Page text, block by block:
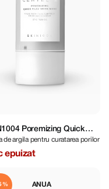
Poremizing Quick
Stick Mask 27 g
de argila pentru curatarea porilor
epuizat
ANUA